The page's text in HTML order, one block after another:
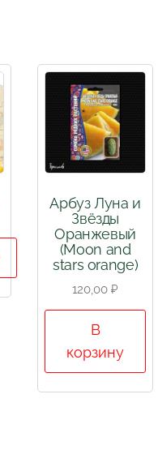
Арбуз Луна и
Звёзды
Оранжевый
(Moon and
stars orange)
120,00₽
В
корзину